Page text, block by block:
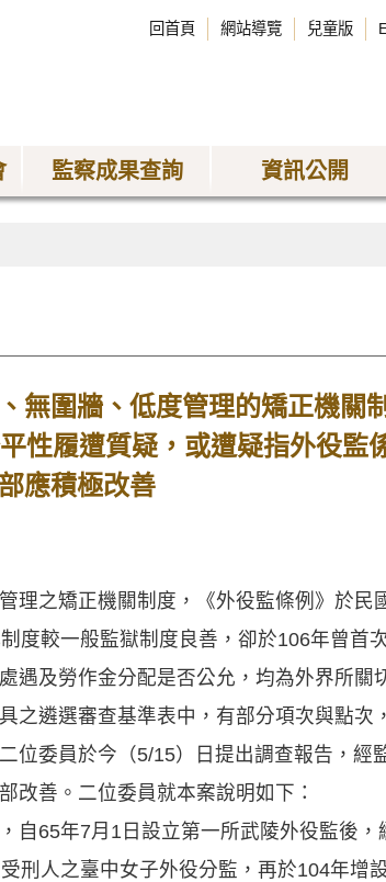
回首頁 網站導覽 兒童版
監察成果查詢 資訊公開
無圍牆、低度管理的矯正機關
性履遭質疑，或遭疑指外役監
應積極改善
理之矯正機關制度，《外役監條例》於民
度較一般監獄制度良善，卻於106年曾首
遇及勞作金分配是否公允，均為外界所關
之遴選審查基準表中，有部分項次與點次
位委員於今（5/15）日提出調查報告，經
改善。二位委員就本案說明如下：
自65年7月1日設立第一所武陵外役監後
刑人之臺中女子外役分監，再於104年增